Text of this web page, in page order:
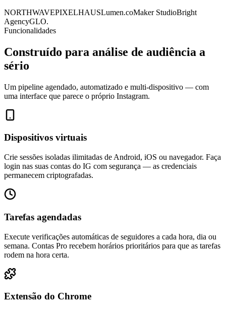
NORTHWAVEPIXELHAUSLumen.coMaker StudioBright
AgencyGLO.
Funcionalidades
Construído para análise de audiência a
sério
Um pipeline agendado, automatizado e multi-dispositivo — com
uma interface que parece o próprio Instagram.
Dispositivos virtuais
Crie sessões isoladas ilimitadas de Android, iOS ou navegador. Faça
login nas suas contas do IG com segurança — as credenciais
permanecem criptografadas.
Tarefas agendadas
Execute verificações automáticas de seguidores a cada hora, dia ou
semana. Contas Pro recebem horários prioritários para que as tarefas
rodem na hora certa.
Extensão do Chrome